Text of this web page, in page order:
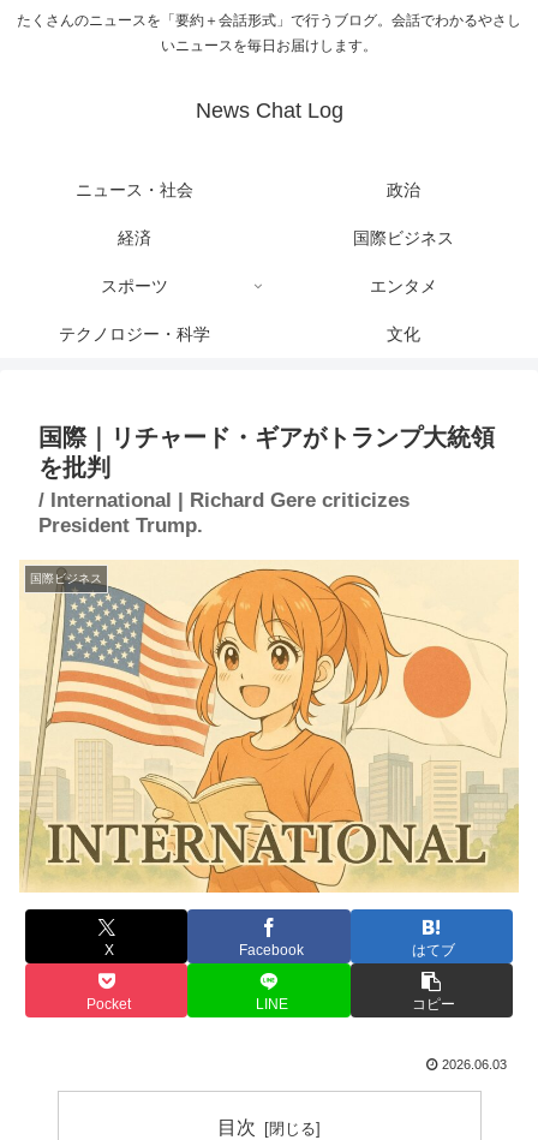
たくさんのニュースを「要約＋会話形式」で行うブログ。会話でわかるやさし
いニュースを毎日お届けします。
News Chat Log
ニュース・社会 政治
経済 国際ビジネス
スポーツ エンタメ
テクノロジー・科学 文化
国際｜リチャード・ギアがトランプ大統領
を批判
/ International | Richard Gere criticizes
President Trump.
国際ビジネス
X Facebook はてブ
Pocket LINE コピー
2026.06.03
目次